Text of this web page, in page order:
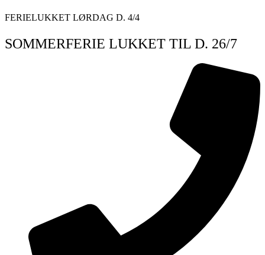
Videre
indhold
FERIELUKKET LØRDAG D. 4/4
SOMMERFERIE LUKKET TIL D. 26/7